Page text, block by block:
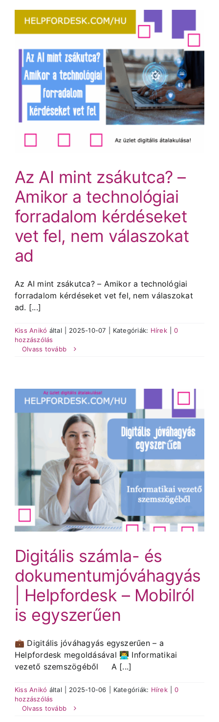
Az AI mint zsákutca? –
Amikor a technológiai
forradalom kérdéseket
vet fel, nem válaszokat
ad
Az AI mint zsákutca? – Amikor a technológiai
forradalom kérdéseket vet fel, nem válaszokat
ad. [...]
Kiss Anikó által 2025-10-07 Kategóriák: Hírek
0
hozzászólás
Olvass tovább
Digitális számla- és
dokumentumjóváhagyás
| Helpfordesk – Mobilról
is egyszerűen
💼 Digitális jóváhagyás egyszerűen – a
Helpfordesk megoldásával 👨‍💻 Informatikai
vezető szemszögéből A [...]
Kiss Anikó által 2025-10-06 Kategóriák: Hírek
0
hozzászólás
Olvass tovább